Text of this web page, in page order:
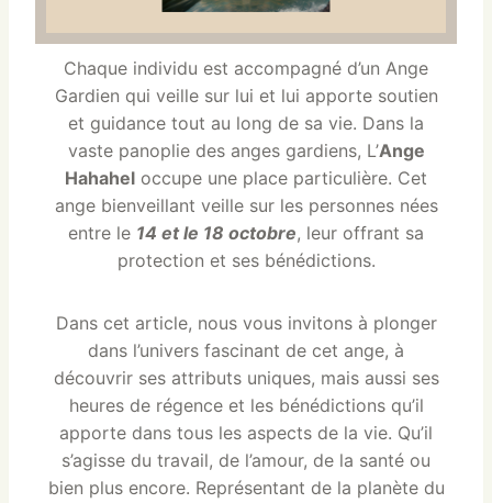
Chaque individu est accompagné d’un Ange
Gardien qui veille sur lui et lui apporte soutien
et guidance tout au long de sa vie. Dans la
vaste panoplie des anges gardiens, L’Ange
Hahahel occupe une place particulière. Cet
ange bienveillant veille sur les personnes nées
entre le 14 et le 18 octobre, leur offrant sa
protection et ses bénédictions.
Dans cet article, nous vous invitons à plonger
dans l’univers fascinant de cet ange, à
découvrir ses attributs uniques, mais aussi ses
heures de régence et les bénédictions qu’il
apporte dans tous les aspects de la vie. Qu’il
s’agisse du travail, de l’amour, de la santé ou
bien plus encore. Représentant de la planète du